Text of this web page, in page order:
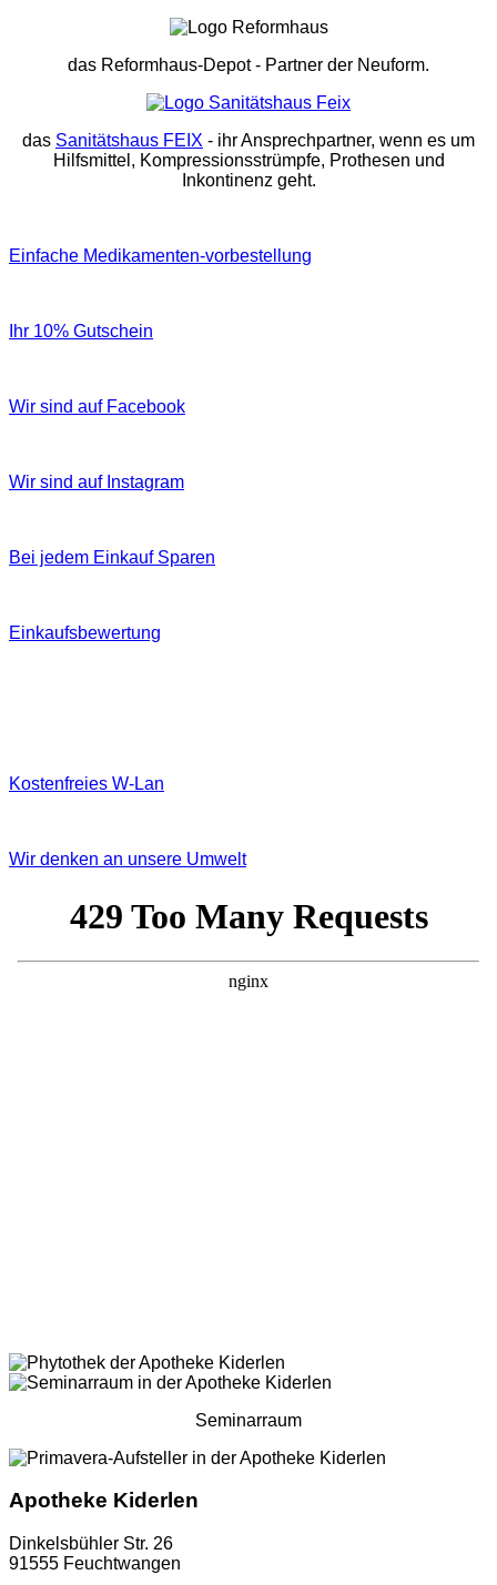
das Reformhaus-Depot- Partner der Neuform.
das Sanitätshaus FEIX - ihr Ansprechpartner, wenn es um
Hilfsmittel, Kompressionsstrümpfe, Prothesen und
Inkontinenz geht.
Einfache Medikamenten-vorbestellung
Ihr 10% Gutschein
Wir sind auf Facebook
Wir sind auf Instagram
Bei jedem Einkauf Sparen
Einkaufsbewertung
Kostenfreies W‐Lan
Wir denken an unsere Umwelt
Seminarraum
Apotheke Kiderlen
Dinkelsbühler Str. 26
91555 Feuchtwangen